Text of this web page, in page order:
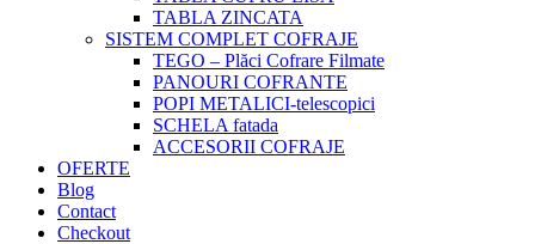
TABLA ZINCATA
SISTEM COMPLET COFRAJE
TEGO – Plăci Cofrare Filmate
PANOURI COFRANTE
POPI METALICI-telescopici
SCHELA fatada
ACCESORII COFRAJE
OFERTE
Blog
Contact
Checkout